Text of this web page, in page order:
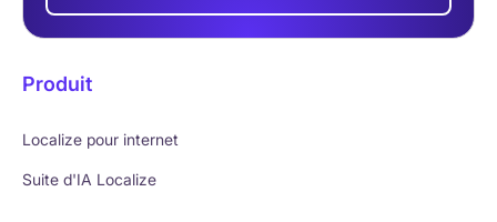
Produit
Localize pour internet
Suite d'IA Localize